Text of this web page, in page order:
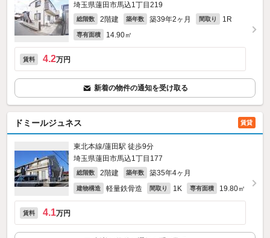
埼玉県蓮田市馬込1丁目219
総階数 2階建 築年数 築39年2ヶ月 間取り 1R
専有面積 14.90㎡
賃料 4.2万円
新着の物件の通知を受け取る
ドミールジュネス 賃貸
東北本線/蓮田駅 徒歩9分
埼玉県蓮田市馬込1丁目177
総階数 2階建 築年数 築35年4ヶ月
建物構造 軽量鉄骨造 間取り 1K 専有面積 19.80㎡
賃料 4.1万円